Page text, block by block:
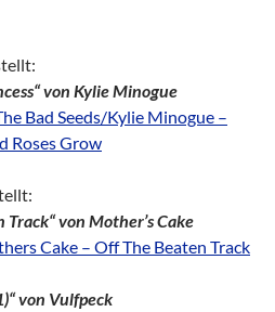
von Kylie Minogue
Bad Seeds/Kylie Minogue –
Roses Grow
Track“ von Mother’s Cake
Cake – Off The Beaten Track
von Vulfpeck